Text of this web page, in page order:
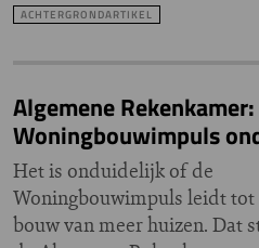
ACHTERGRONDARTIKEL
Algemene
Woningbouwimpuls
Het is onduidelijk of de
Woningbouwimpuls leidt tot
bouw van meer huizen. Dat